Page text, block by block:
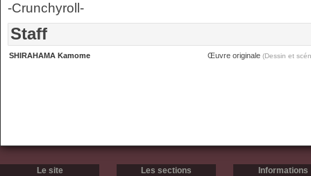
-Crunchyroll-
Staff
SHIRAHAMA Kamome Œuvre originale (Dessin et
Le site
Les sections
Informations